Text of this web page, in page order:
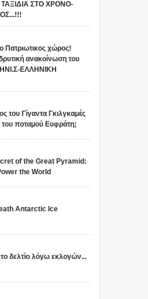
βρει ναργιλέδες 2400
βασιλιάδες για να
καπνίζουν κάνναβη κατά
τελετουργικών
χρησιμοποιηθεί για χιλιετίες
ΣΤΟ ΧΡΟΝΟ-
Πατριωτικος χώρος!
ανακοίνωση του
ΕΛΛΗΝΙΚΗ
του Γίγαντα Γκιλγκαμές
ποταμού Ευφράτη;
of the Great Pyramid:
the World
Antarctic Ice
δελτίο λόγω εκλογών...